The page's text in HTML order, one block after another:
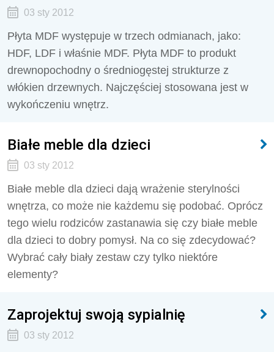
03 sty 2012
Płyta MDF występuje w trzech odmianach, jako:
HDF, LDF i właśnie MDF. Płyta MDF to produkt
drewnopochodny o średniogęstej strukturze z
włókien drzewnych. Najczęściej stosowana jest w
wykończeniu wnętrz.
Białe meble dla dzieci
03 sty 2012
Białe meble dla dzieci dają wrażenie sterylności
wnętrza, co może nie każdemu się podobać. Oprócz
tego wielu rodziców zastanawia się czy białe meble
dla dzieci to dobry pomysł. Na co się zdecydować?
Wybrać cały biały zestaw czy tylko niektóre
elementy?
Zaprojektuj swoją sypialnię
03 sty 2012